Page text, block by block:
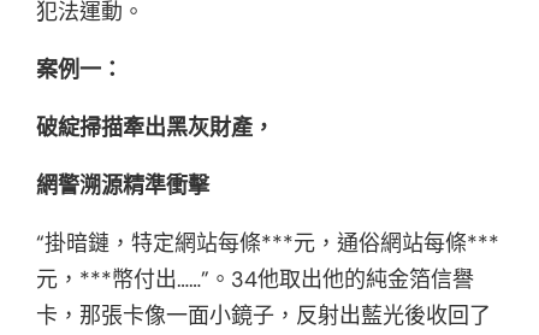
犯法運動。
案例一：
破綻掃描牽出黑灰財產，
網警溯源精準衝擊
“掛暗鏈，特定網站每條***元，通俗網站每條***
元，***幣付出……”。34他取出他的純金箔信譽
卡，那張卡像一面小鏡子，反射出藍光後收回了